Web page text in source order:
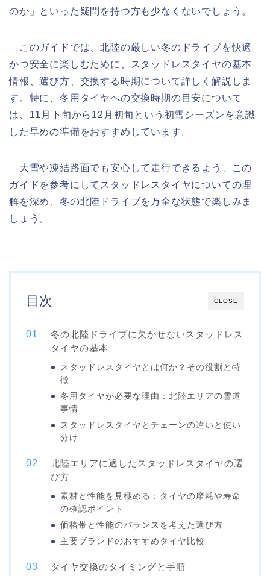
のか」といった疑問を持つ方も少なくないでしょう。
このガイドでは、北陸の厳しい冬のドライブを快適
かつ安全に楽しむために、スタッドレスタイヤの基本
情報、選び方、交換する時期について詳しく解説しま
す。特に、冬用タイヤへの交換時期の目安について
は、11月下旬から12月初旬という初雪シーズンを意識
した早めの準備をおすすめしています。
大雪や凍結路面でも安心して走行できるよう、この
ガイドを参考にしてスタッドレスタイヤについての理
解を深め、冬の北陸ドライブを万全な状態で楽しみま
しょう。
CLOSE
目次
冬の北陸ドライブに欠かせないスタッドレス
タイヤの基本
スタッドレスタイヤとは何か？その役割と特
徴
冬用タイヤが必要な理由：北陸エリアの雪道
事情
スタッドレスタイヤとチェーンの違いと使い
分け
北陸エリアに適したスタッドレスタイヤの選
び方
素材と性能を見極める：タイヤの摩耗や寿命
の確認ポイント
価格帯と性能のバランスを考えた選び方
主要ブランドのおすすめタイヤ比較
タイヤ交換のタイミングと手順